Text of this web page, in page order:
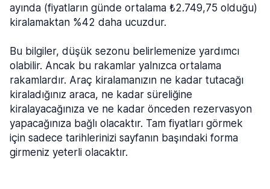
ayında (fiyatların günde ortalama ₺2.749,75 olduğu)
kiralamaktan %42 daha ucuzdur.
Bu bilgiler, düşük sezonu belirlemenize yardımcı
olabilir. Ancak bu rakamlar yalnızca ortalama
rakamlardır. Araç kiralamanızın ne kadar tutacağı
kiraladığınız araca, ne kadar süreliğine
kiralayacağınıza ve ne kadar önceden rezervasyon
yapacağınıza bağlı olacaktır. Tam fiyatları görmek
için sadece tarihlerinizi sayfanın başındaki forma
girmeniz yeterli olacaktır.